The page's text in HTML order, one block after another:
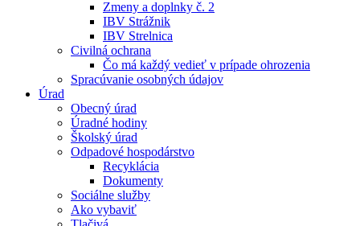
Zmeny a doplnky č. 2
IBV Strážnik
IBV Strelnica
Civilná ochrana
Čo má každý vedieť v prípade ohrozenia
Spracúvanie osobných údajov
Úrad
Obecný úrad
Úradné hodiny
Školský úrad
Odpadové hospodárstvo
Recyklácia
Dokumenty
Sociálne služby
Ako vybaviť